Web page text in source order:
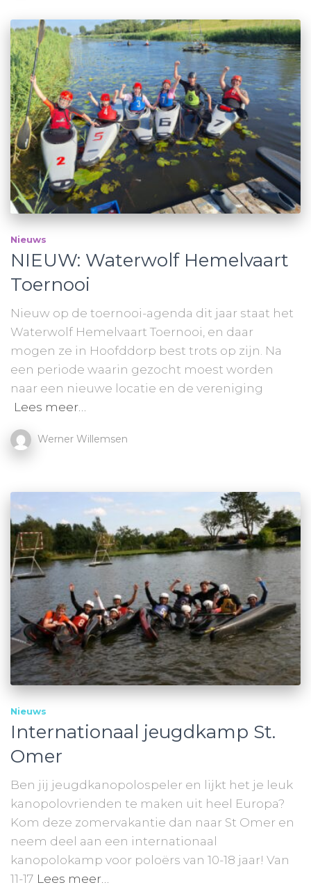
Nieuws
NIEUW: Waterwolf Hemelvaart
Toernooi
Nieuw op de toernooi-agenda dit jaar staat het
Waterwolf Hemelvaart Toernooi, en daar
mogen ze in Hoofddorp best trots op zijn. Na
een periode waarin gezocht moest worden
naar een nieuwe locatie en de vereniging
Lees meer…
Werner Willemsen
Nieuws
Internationaal jeugdkamp St.
Omer
Ben jij jeugdkanopolospeler en lijkt het je leuk
kanopolovrienden te maken uit heel Europa?
Kom deze zomervakantie dan naar St Omer en
neem deel aan een internationaal
kanopolokamp voor poloërs van 10-18 jaar! Van
11-17 Lees meer…